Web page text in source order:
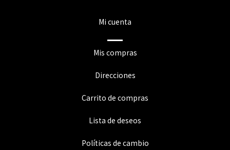
Mi cuenta
Mis compras
Direcciones
Carrito de compras
Lista de deseos
Políticas de cambio